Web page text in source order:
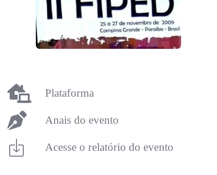
Plataforma
Anais do evento
Acesse o relatório do evento